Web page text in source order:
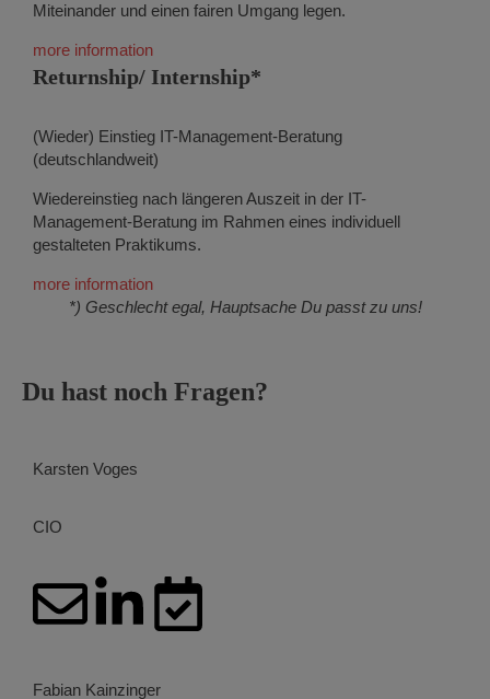
Miteinander und einen fairen Umgang legen.
more information
Returnship/ Internship​*
(Wieder) Einstieg IT-Management-Beratung
(deutschlandweit)
Wiedereinstieg nach längeren Auszeit in der IT-
Management-Beratung im Rahmen eines individuell
gestalteten Praktikums.
more information
*) Geschlecht egal, Hauptsache Du passt zu uns!
Du hast noch Fragen?
Karsten Voges
CIO
Fabian Kainzinger